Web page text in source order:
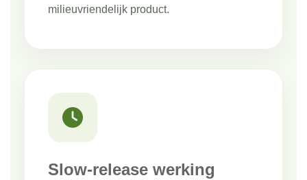
milieuvriendelijk product.
Slow-release werking